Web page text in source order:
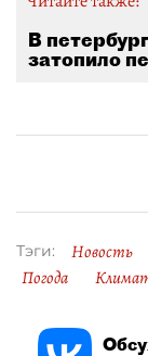
В
затопило
Тэги: Новость
Погода